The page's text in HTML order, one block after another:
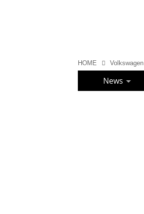
HOME Volkswagen
News